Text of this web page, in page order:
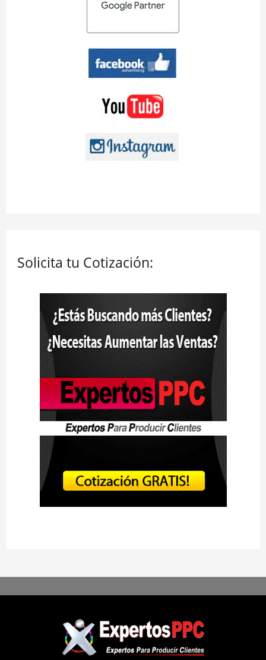
Solicita tu Cotización: